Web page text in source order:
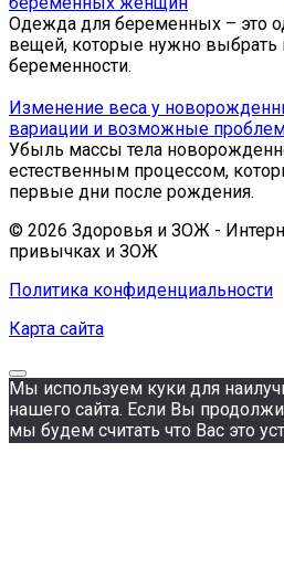
Одежда для беременных – это
вещей, которые нужно выбрать
беременности.
Изменение веса у
вариации и возможные
Убыль массы тела
естественным процессом,
первые дни после рождения.
© 2026 Здоровья и ЗОЖ -
привычках и ЗОЖ
Политика конфиденциальности
Карта сайта
Мы используем куки для
нашего сайта. Если Вы
мы будем считать что Вас это